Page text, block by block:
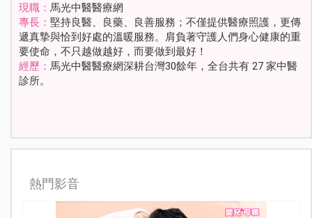
現職： 馬光中醫醫療網
專長： 堅持良醫、良藥、良善服務；不僅提供醫療照護，更傳
遞真摯與恰到好處的溫暖服務。肩負著守護人們身心健康的重
要使命，不只越做越好，而要做到最好！
經歷： 馬光中醫醫療網深耕台灣30餘年，全台共有 27 家中醫
診所。
熱門影音